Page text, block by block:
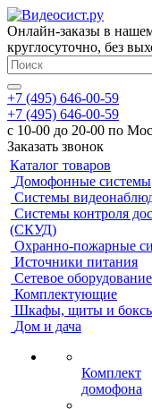
Онлайн-заказы в
круглосуточно, без
+7 (495) 646-00-59
+7 (495) 646-00-59
с 10-00 до 20-00 по
Заказать звонок
Каталог товаров
Домофонные системы
Системы
Системы контроля
(СКУД)
Охранно-пожарные
Источники питания
Сетевое оборудование
Комплектующие
Шкафы, щиты и
Дом и дача
Комплект
домофона